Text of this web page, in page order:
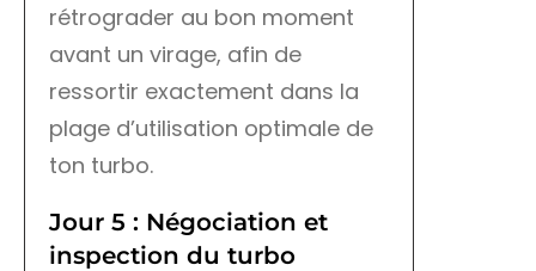
rétrograder au bon moment
avant un virage, afin de
ressortir exactement dans la
plage d’utilisation optimale de
ton turbo.
Jour 5 : Négociation et
inspection du turbo